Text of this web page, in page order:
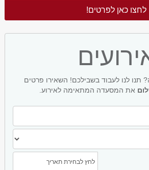
לחצו כאן לפרטים!
תנו לנו לעבוד בשבילכם! השאירו פרטים
את המסעדה המתאימה לאירוע.